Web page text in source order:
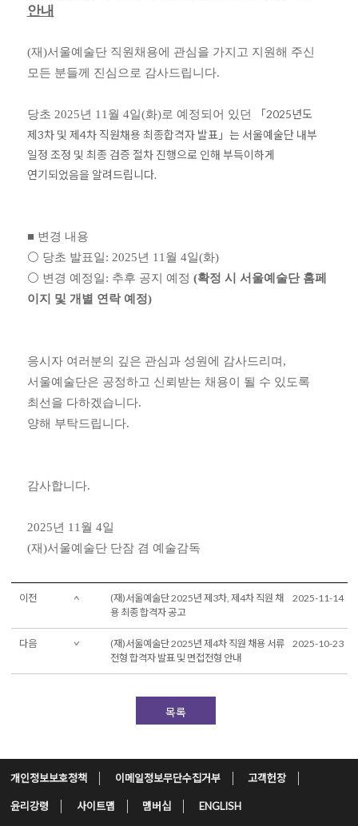
안내
(재)서울예술단 직원채용에 관심을 가지고 지원해 주신
모든 분들께 진심으로 감사드립니다.
당초 2025년 11월 4일(화)로 예정되어 있던 「 2025년도
제 3차 및 제 4차 직원채용 최종합격자 발표」 는 서울예술단 내부
일정 조정 및 최종 검증 절차 진행으로 인해 부득이하게
연기되었음을 알려드립니다.
■ 변경 내용
⚪ 당초 발표일: 2025년 11월 4일(화)
⚪ 변경 예정일: 추후 공지 예정 (확정 시 서울예술단 홈페
이지 및 개별 연락 예정)
응시자 여러분의 깊은 관심과 성원에 감사드리며 ,
서울예술단은 공정하고 신뢰받는 채용이 될 수 있도록
최선을 다하겠습니다.
양해 부탁드립니다.
감사합니다.
2025년 11월 4일
(재)서울예술단 단잠 겸 예술감독
이전
(재)서울예술단 2025년 제3차, 제4차 직원 채
용 최종 합격자 공고
2025-11-14
다음
(재)서울예술단 2025년 제4차 직원 채용 서류
전형 합격자 발표 및 면접전형 안내
2025-10-23
목록
개인정보보호정책 이메일정보무단수집거부 고객헌장
윤리강령 사이트맵 멤버십 ENGLISH